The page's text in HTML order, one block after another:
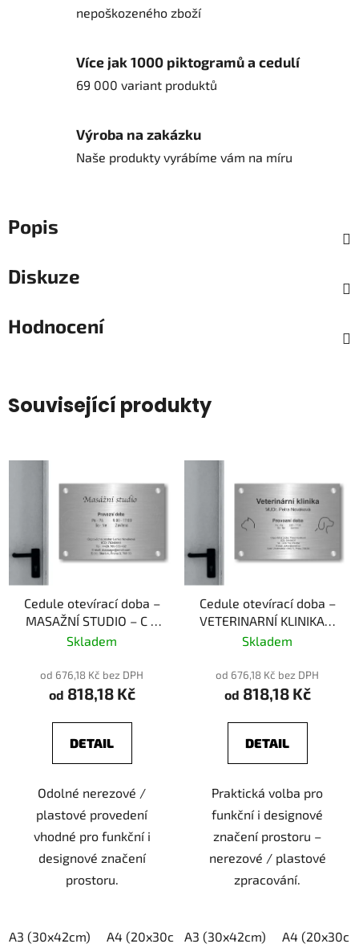
nepoškozeného zboží
Více jak 1000 piktogramů a cedulí
69 000 variant produktů
Výroba na zakázku
Naše produkty vyrábíme vám na míru
Popis
Diskuze
Hodnocení
Související produkty
Cedule otevírací doba –
MASAŽNÍ STUDIO – C –
plast (piktogram)
Skladem
od 676,18 Kč bez DPH
od 818,18 Kč
DETAIL
Odolné nerezové /
plastové provedení
vhodné pro funkční i
designové značení
prostoru.
A3 (30x42cm) A4 (20x30cm) A5 (15x21cm)
Cedule otevírací doba –
VETERINARNÍ KLINIKA –
C – plast (piktogram)
Skladem
od 676,18 Kč bez DPH
od 818,18 Kč
DETAIL
Praktická volba pro
funkční i designové
značení prostoru –
nerezové / plastové
zpracování.
A3 (30x42cm) A4